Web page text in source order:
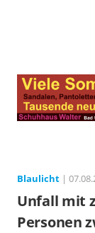
Blaulicht |
Unfall mit
Personen